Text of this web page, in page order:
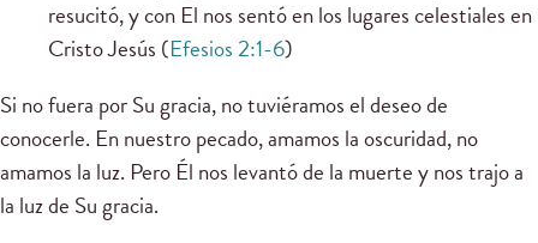
resucitó, y con El nos sentó en los lugares celestiales en
Cristo Jesús (Efesios 2:1-6)
Si no fuera por Su gracia, no tuviéramos el deseo de
conocerle. En nuestro pecado, amamos la oscuridad, no
amamos la luz. Pero Él nos levantó de la muerte y nos trajo a
la luz de Su gracia.